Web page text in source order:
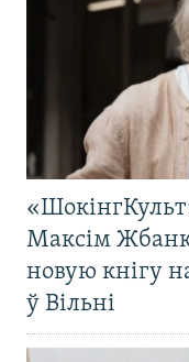
Максім
новую кнігу
ў Вільні